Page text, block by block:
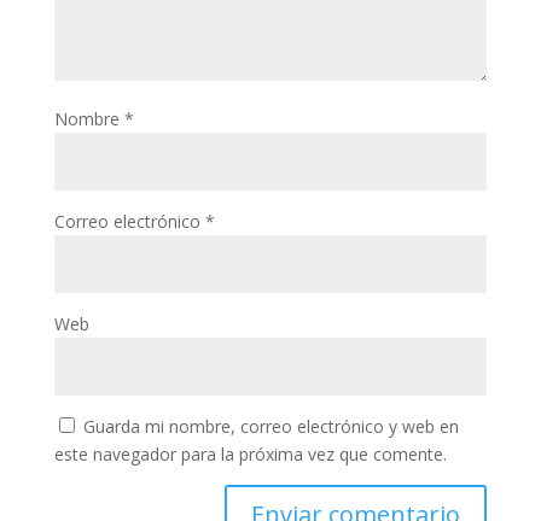
Nombre *
Correo electrónico *
Web
Guarda mi nombre, correo electrónico y web en
este navegador para la próxima vez que comente.